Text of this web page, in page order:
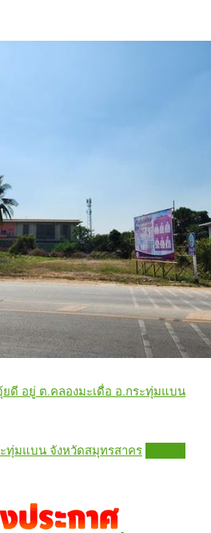
ดี อยู่ ต.คลองมะเดื่อ อ.กระทุ่มแบน
ทุ่มแบน จังหวัดสมุทรสาคร